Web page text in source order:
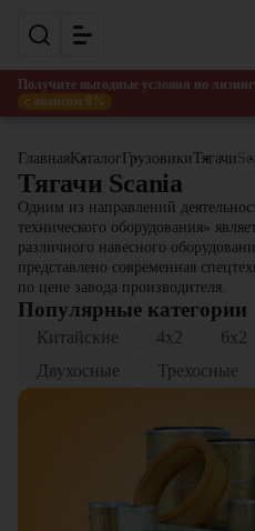
Получите выгодные условия по
с авансом 0%
Главная Каталог ГрузовикиТягачи
Тягачи Scania
Одним из направлений
технического оборудования»
различного навесного
представлено современная
по цене завода производителя.
Популярные категории
Китайские 4x2 6x2
Двухосные
Трехосные